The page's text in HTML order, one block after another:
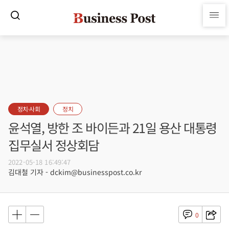
정치·사회 정치
윤석열, 방한 조 바이든과 21일 용산 대통령
집무실서 정상회담
2022-05-18 16:49:47
김대철 기자 - dckim@businesspost.co.kr
0